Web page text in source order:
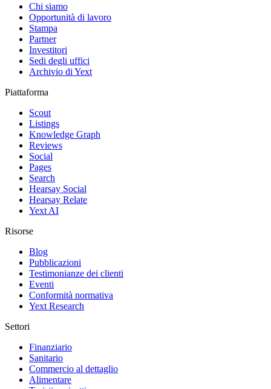
Chi siamo
Opportunità di lavoro
Stampa
Partner
Investitori
Sedi degli uffici
Archivio di Yext
Piattaforma
Scout
Listings
Knowledge Graph
Reviews
Social
Pages
Search
Hearsay Social
Hearsay Relate
Yext AI
Risorse
Blog
Pubblicazioni
Testimonianze dei clienti
Eventi
Conformità normativa
Yext Research
Settori
Finanziario
Sanitario
Commercio al dettaglio
Alimentare